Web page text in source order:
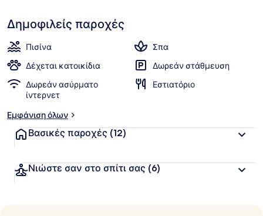
Δημοφιλείς παροχές
Πισίνα
Σπα
Δέχεται κατοικίδια
Δωρεάν στάθμευση
Δωρεάν ασύρματο
ίντερνετ
Εστιατόριο
Εμφάνιση όλων
Βασικές παροχές (12)
Νιώστε σαν στο σπίτι σας (6)